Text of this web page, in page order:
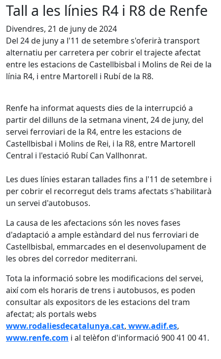
Tall a les línies R4 i R8 de Renfe
Divendres, 21 de juny de 2024
Del 24 de juny a l'11 de setembre s'oferirà transport
alternatiu per carretera per cobrir el trajecte afectat
entre les estacions de Castellbisbal i Molins de Rei de la
línia R4, i entre Martorell i Rubí de la R8.
Renfe ha informat aquests dies de la interrupció a
partir del dilluns de la setmana vinent, 24 de juny, del
servei ferroviari de la R4, entre les estacions de
Castellbisbal i Molins de Rei, i la R8, entre Martorell
Central i l'estació Rubí Can Vallhonrat.
Les dues línies estaran tallades fins a l'11 de setembre i
per cobrir el recorregut dels trams afectats s'habilitarà
un servei d'autobusos.
La causa de les afectacions són les noves fases
d'adaptació a ample estàndard del nus ferroviari de
Castellbisbal, emmarcades en el desenvolupament de
les obres del corredor mediterrani.
Tota la informació sobre les modificacions del servei,
així com els horaris de trens i autobusos, es poden
consultar als expositors de les estacions del tram
afectat; als portals webs
www.rodaliesdecatalunya.cat, www.adif.es,
www.renfe.com i al telèfon d'informació 900 41 00 41.